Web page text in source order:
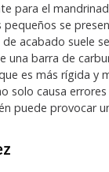
para el
se
acabado suele
una barra de
es más rígida y
solo causa
puede provocar